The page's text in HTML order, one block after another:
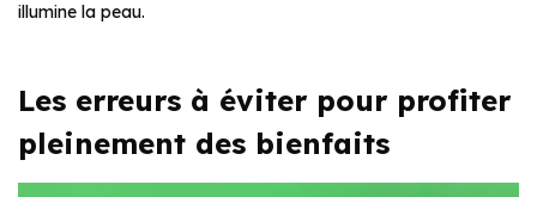
illumine la peau.
Les erreurs à éviter pour profiter
pleinement des bienfaits